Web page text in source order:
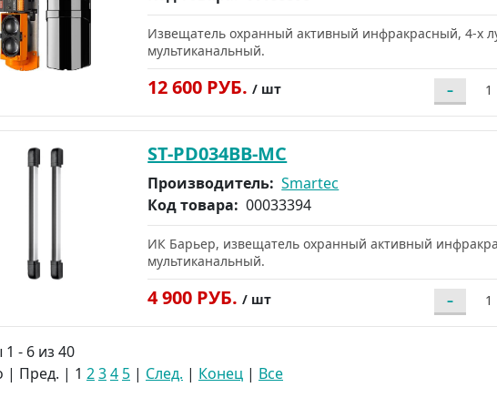
Извещатель охранный активный инфракрасный, 4-х
мультиканальный.
12 600 РУБ./ шт
ST-PD034BB-MC
Производитель: Smartec
Код товара: 00033394
ИК Барьер, извещатель охранный активный
мультиканальный.
4 900 РУБ./ шт
- 6 из 40
| Пред. | 1 234 5 | След. | Конец | Все